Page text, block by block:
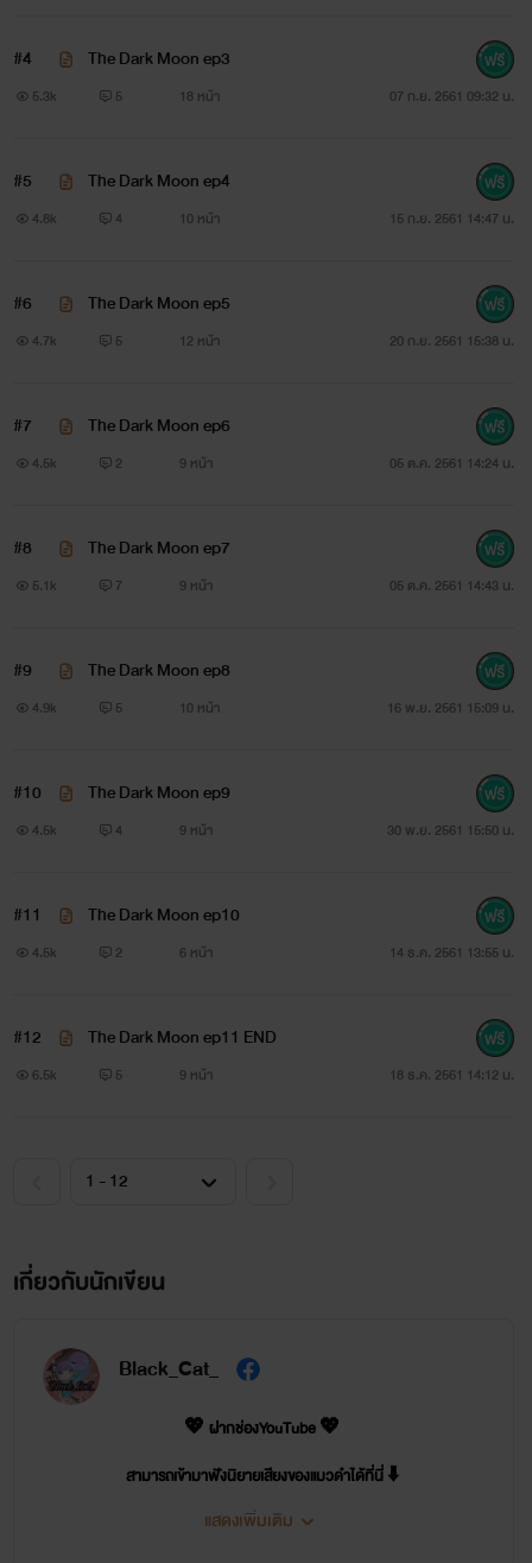
มาเฟียโฉดวัย25ผู้เลือดเย็น พ่อค้าของผิดกฎหมายทุกประเภท
เรื่องราวของทั้งสองจะเป็นอย่างไร เมื่อความสัมพันธ์ของคนสอง
มาอีกเรื่องแล้วววว แนวมาเฟีย? แต่ไม่รู้จะเขียนได้นานแค่ไหน
เพราะเวลาเขียนแนวนี้ทีไรมักจะขี้เกียจเขียนต่อทุกที😸
ปล.บุคคลในภาพนำมาเพื่อจิ้นให้ฟินเท่านั้น ไม่ได้มีความ
Black_Cat_
#4 The Dark Moon ep3
5.3k 5 18 หน้า 07 ก.ย. 2561 09:32 น.
#5 The Dark Moon ep4
4.8k 4 10 หน้า 15 ก.ย. 2561 14:47 น.
#6 The Dark Moon ep5
4.7k 5 12 หน้า 20 ก.ย. 2561 15:38 น.
#7 The Dark Moon ep6
4.5k 2 9 หน้า 05 ต.ค. 2561 14:24 น.
#8 The Dark Moon ep7
5.1k 7 9 หน้า 05 ต.ค. 2561 14:43 น.
#9 The Dark Moon ep8
4.9k 5 10 หน้า 16 พ.ย. 2561 15:09 น.
#10 The Dark Moon ep9
4.5k 4 9 หน้า 30 พ.ย. 2561 15:50 น.
#11 The Dark Moon ep10
4.5k 2 6 หน้า 14 ธ.ค. 2561 13:55 น.
#12 The Dark Moon ep11 END
6.5k 5 9 หน้า 18 ธ.ค. 2561 14:12 น.
เกี่ยวกับนักเขียน
Black_Cat_
💖 ฝากช่องYouTube 💖
สามารถเข้ามาฟังนิยายเสียงของแมวดำได้ที่นี่ ⬇️
https://www.youtube.com/channel/UCtcXI2C1esJVaRuVc46MoZw
แสดงเพิ่มเติม